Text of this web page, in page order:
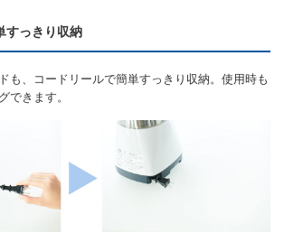
すっきり収納
も、コードリールで簡単すっきり収納。使用時も
できます。